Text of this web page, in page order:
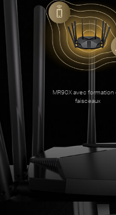
MR90X avec formation
faisceaux